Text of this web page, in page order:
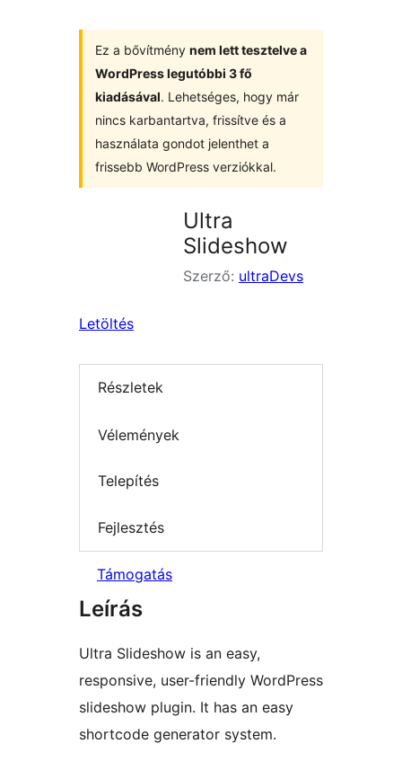
Ez a bővítmény nem lett tesztelve a
WordPress legutóbbi 3 fő
kiadásával. Lehetséges, hogy már
nincs karbantartva, frissítve és a
használata gondot jelenthet a
frissebb WordPress verziókkal.
Ultra
Slideshow
Szerző: ultraDevs
Letöltés
Részletek
Vélemények
Telepítés
Fejlesztés
Támogatás
Leírás
Ultra Slideshow is an easy,
responsive, user-friendly WordPress
slideshow plugin. It has an easy
shortcode generator system.